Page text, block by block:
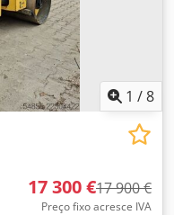
1 /8
17 300 €17 900 €
Preço fixo acresce IVA